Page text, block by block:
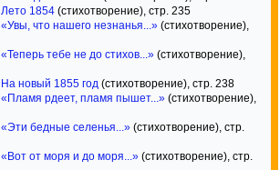
Лето 1854 (стихотворение), стр. 235
«Увы, что нашего незнанья...» (стихотворение),
«Теперь тебе не до стихов...» (стихотворение),
На новый 1855 год (стихотворение), стр. 238
«Пламя рдеет, пламя пышет...» (стихотворение),
«Эти бедные селенья...» (стихотворение), стр.
«Вот от моря и до моря...» (стихотворение), стр.